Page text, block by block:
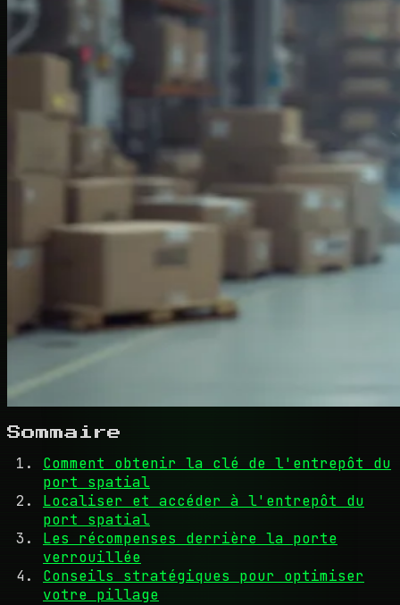
Sommaire
Comment obtenir la clé de l'entrepôt du
port spatial
Localiser et accéder à l'entrepôt du
port spatial
Les récompenses derrière la porte
verrouillée
Conseils stratégiques pour optimiser
votre pillage